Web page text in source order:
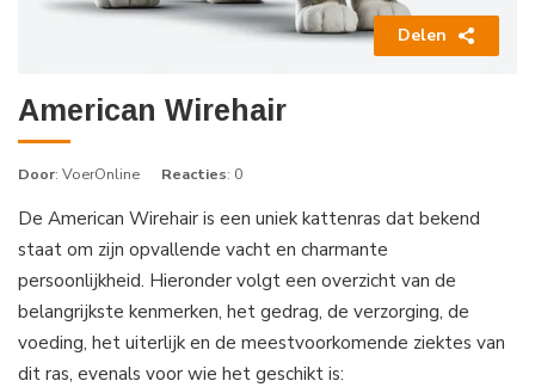
Delen
American Wirehair
Door: VoerOnline Reacties: 0
De American Wirehair is een uniek kattenras dat bekend
staat om zijn opvallende vacht en charmante
persoonlijkheid. Hieronder volgt een overzicht van de
belangrijkste kenmerken, het gedrag, de verzorging, de
voeding, het uiterlijk en de meestvoorkomende ziektes van
dit ras, evenals voor wie het geschikt is: